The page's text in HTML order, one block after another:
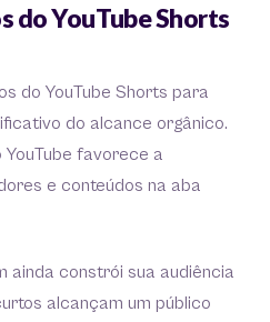
do YouTube Shorts
do YouTube Shorts para
do alcance orgânico.
favorece a
e conteúdos na aba
ainda constrói sua audiência
alcançam um público